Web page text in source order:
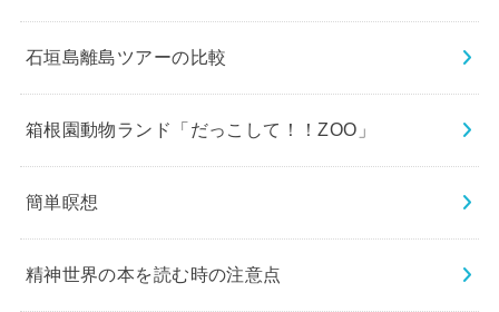
石垣島離島ツアーの比較
箱根園動物ランド「だっこして！！ZOO」
簡単瞑想
精神世界の本を読む時の注意点